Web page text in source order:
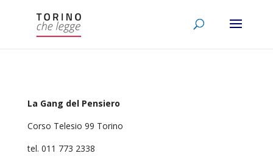
La Gang del Pensiero
Corso Telesio 99 Torino
tel. 011 773 2338